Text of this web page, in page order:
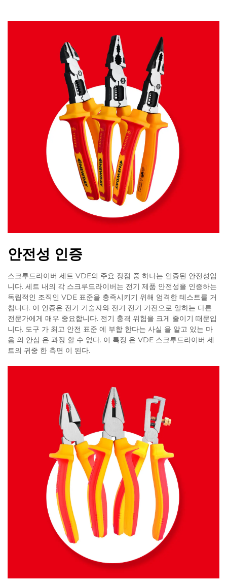
안전성 인증
스크루드라이버 세트 VDE의 주요 장점 중 하나는 인증된 안전성입
니다. 세트 내의 각 스크루드라이버는 전기 제품 안전성을 인증하는
독립적인 조직인 VDE 표준을 충족시키기 위해 엄격한 테스트를 거
칩니다. 이 인증은 전기 기술자와 전기 전기 가전으로 일하는 다른
전문가에게 매우 중요합니다. 전기 충격 위험을 크게 줄이기 때문입
니다. 도구 가 최고 안전 표준 에 부합 한다는 사실 을 알고 있는 마
음 의 안심 은 과장 할 수 없다. 이 특징 은 VDE 스크루드라이버 세
트의 귀중 한 측면 이 된다.